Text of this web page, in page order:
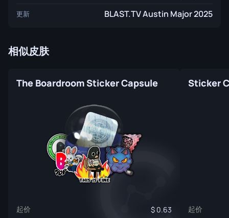
更新 BLAST.TV Austin Major 2025
相似皮肤
The Boardroom Sticker Capsule
起价 0.63
Sticker
起价